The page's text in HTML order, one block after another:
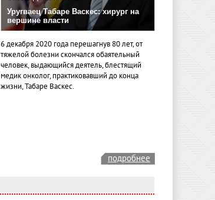
Уругваец Табаре Васкес: хирург на
вершине власти
6 декабря 2020 года перешагнув 80 лет, от
тяжелой болезни скончался обаятельный
человек, выдающийся деятель, блестящий
медик онколог, практиковавший до конца
жизни, Табаре Васкес.
подробнее